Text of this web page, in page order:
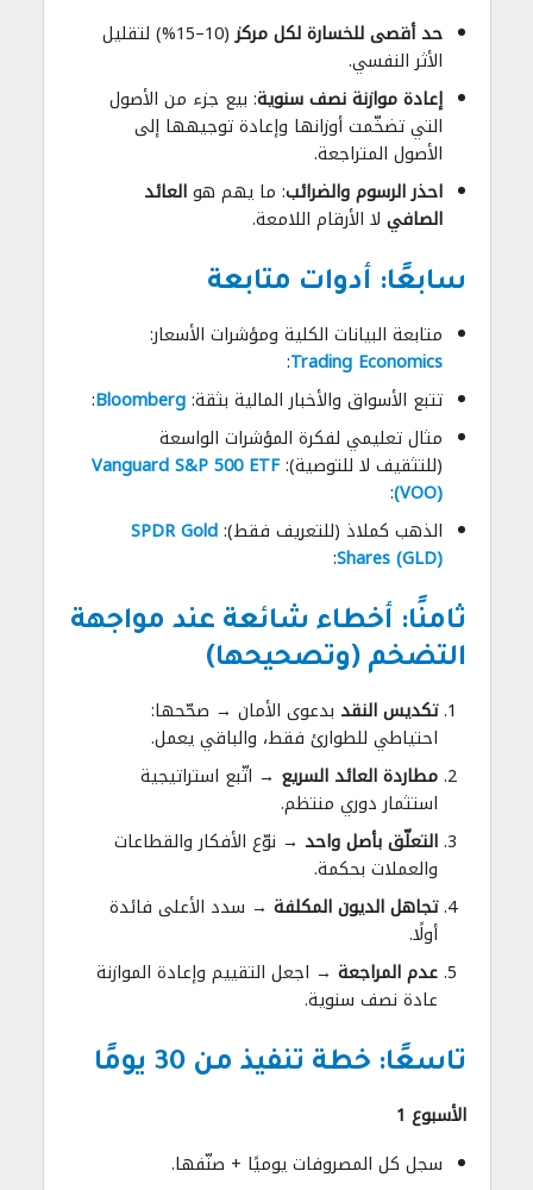
حد أقصى للخسارة لكل مركز
(10–15%) لتقليل
الأثر النفسي.
إعادة موازنة نصف سنوية: بيع جزء من الأصول
التي تضخّمت أوزانها وإعادة توجيهها إلى
الأصول المتراجعة.
احذر الرسوم والضرائب: ما يهم هوالعائد
الصافي لا الأرقام اللامعة.
سابعًا: أدوات متابعة
متابعة البيانات الكلية ومؤشرات الأسعار:
Trading Economics
:
تتبع الأسواق والأخبار المالية بثقة:Bloomberg
:
مثال تعليمي لفكرة المؤشرات الواسعة
(للتثقيف لا للتوصية):Vanguard S&P 500 ETF
(VOO)
:
الذهب كملاذ (للتعريف فقط): SPDR Gold
Shares (GLD)
:
ثامنًا: أخطاء شائعة عند مواجهة
التضخم (وتصحيحها)
تكديس النقد بدعوى الأمان → صحّحها:
احتياطي للطوارئ فقط، والباقي يعمل.
مطاردة العائد السريع → اتّبع استراتيجية
استثمار دوري منتظم.
التعلّق بأصل واحد → نوّع الأفكار والقطاعات
والعملات بحكمة.
تجاهل الديون المكلفة → سدد الأعلى فائدة
أولًا.
عدم المراجعة → اجعل التقييم وإعادة الموازنة
عادة نصف سنوية.
تاسعًا: خطة تنفيذ من 30 يومًا
الأسبوع 1
سجل كل المصروفات يوميًا + صنّفها.